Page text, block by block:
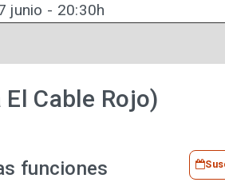
junio - 20:30h
Cable Rojo)
funciones